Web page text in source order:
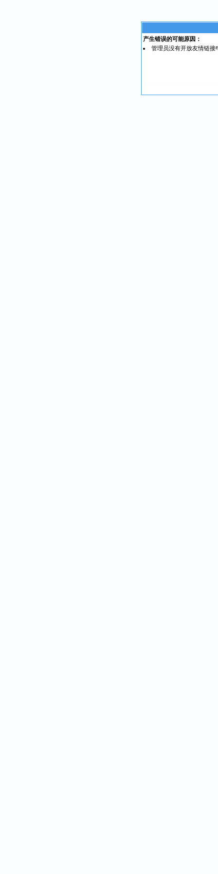
产生错误的可能原因：
管理员没有开放友情链接